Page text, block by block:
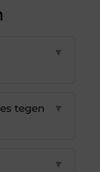
▼
tegen
▼
▼